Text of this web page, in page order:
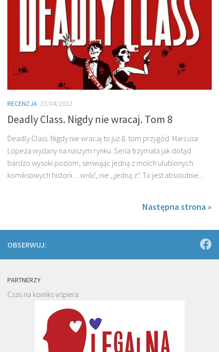
RECENZJA 27/04/2022
Deadly Class. Nigdy nie wracaj. Tom 8
Deadly Class. Nigdy nie wracaj to już 8. tom przygód Marcusa
Lopeza wydany na naszym rynku. Seria trzymała jak dotąd
bardzo wysoki poziom, serwując jedną z moich ulubionych
komiksowych historii…wróć, nie ,,jedną z”. To jest absolutnie...
Następna strona »
OBSERWUJ:
PARTNERZY
Czas na komiks wspiera: